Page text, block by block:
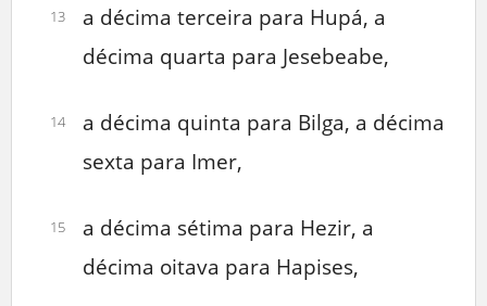
13
a décima terceira para Hupá, a
décima quarta para Jesebeabe,
14
a décima quinta para Bilga, a décima
sexta para Imer,
15
a décima sétima para Hezir, a
décima oitava para Hapises,